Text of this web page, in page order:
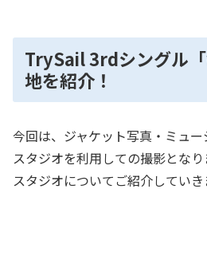
TrySail 3rdシングル
地を紹介！
今回は、ジャケット写真・ミュ
スタジオを利用しての撮影とな
スタジオについてご紹介していき